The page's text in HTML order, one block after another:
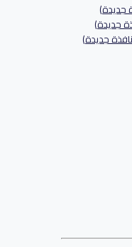
جديدة)
جديدة)